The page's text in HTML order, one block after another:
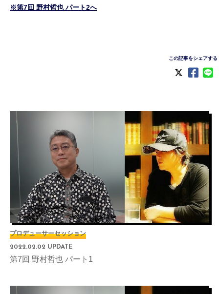
※第7回 野村哲也 パート2へ
この記事をシェアする
プロデューサーセッション
2022.02.02 UPDATE
第7回 野村哲也 パート1